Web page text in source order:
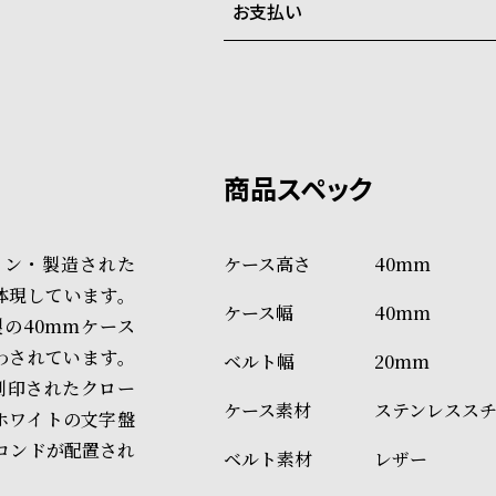
場合もございますので予めご了
※ご予約商品・受注商品は、記
商品の発送に関しまして
配送料：550円（全国一律）
お支払い
ショッピングガイド
・製造された
しています。
40mmケース
れています。
されたクロー
ワイトの文字盤
ンドが配置され
40mm
40mm
20mm
ステンレスス
レザー